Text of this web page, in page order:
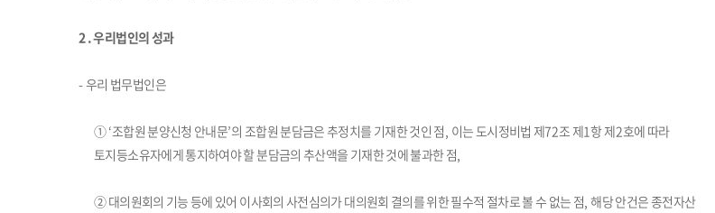
2 . 우리법인의 성과
-우리 법무법인은
①‘조합원 분양신청 안내문’의 조합원 분담금은 추정치를 기재한 것인 점, 이는 도시정비법 제72조 제1항 제2호에 따라
토지등소유자에게 통지하여야 할 분담금의 추산액을 기재한 것에 불과한 점,
②대의원회의 기능 등에 있어 이사회의 사전심의가 대의원회 결의를 위한 필수적 절차로 볼 수 없는 점, 해당 안건은 종전자산